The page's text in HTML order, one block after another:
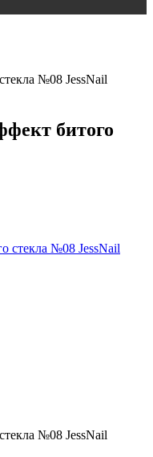
№08 JessNail
битого
№08 JessNail